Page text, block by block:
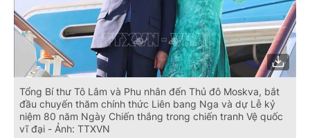
Tổng Bí thư Tô Lâm và Phu nhân đến Thủ đô Moskva, bắt
đầu chuyến thăm chính thức Liên bang Nga và dự Lễ kỷ
niệm 80 năm Ngày Chiến thắng trong chiến tranh Vệ quốc
vĩ đại - Ảnh: TTXVN